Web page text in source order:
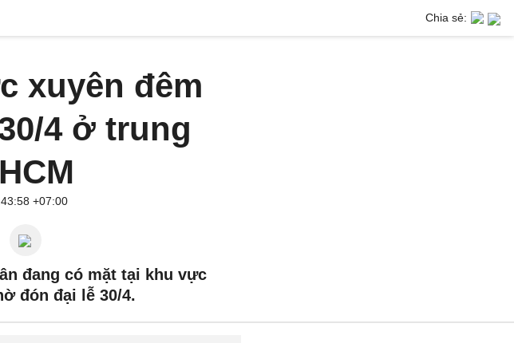
Chia sẻ:
xuyên đêm
4 ở trung
+07:00
đang có mặt tại khu vực
đón đại lễ 30/4.